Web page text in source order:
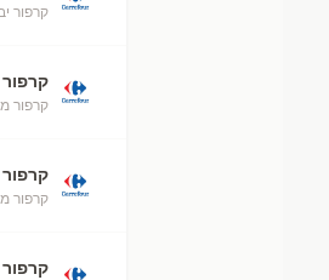
קרפור
קרפור
קרפור
קרפור
קרפור
קרפור